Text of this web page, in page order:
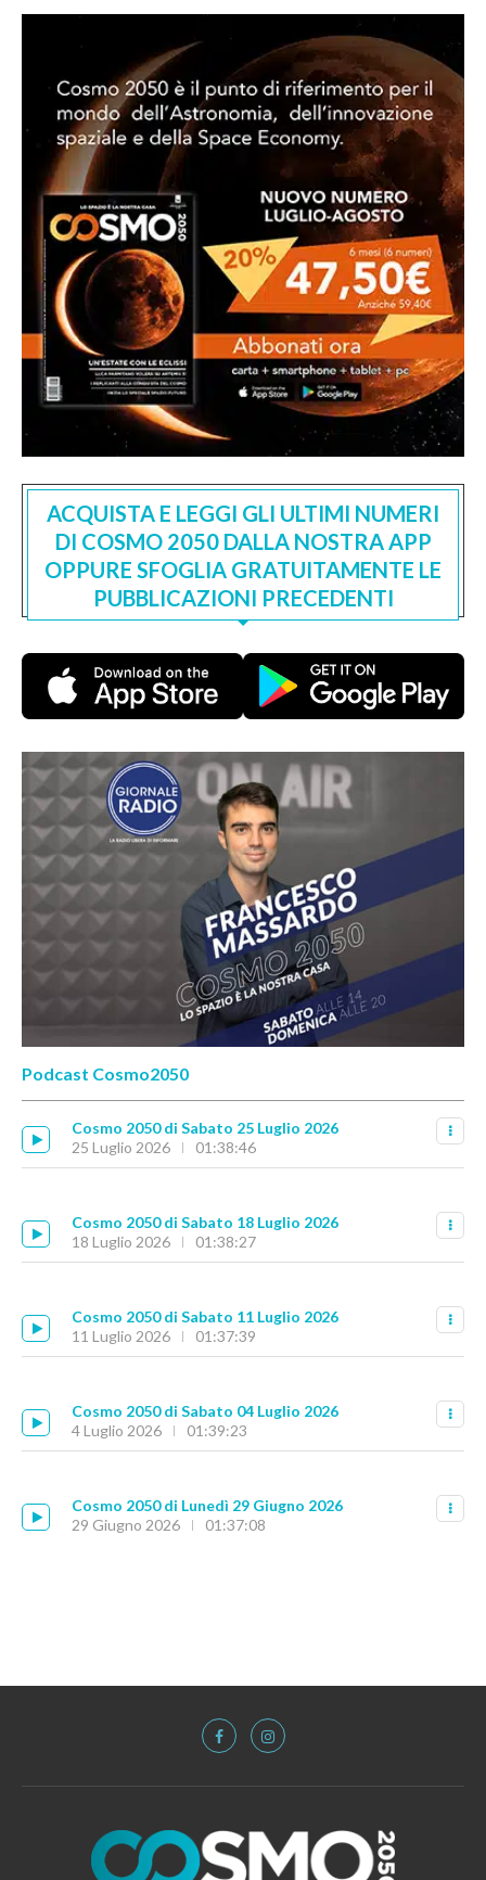
ACQUISTA E LEGGI GLI ULTIMI NUMERI
DI COSMO 2050 DALLA NOSTRA APP
OPPURE SFOGLIA GRATUITAMENTE LE
PUBBLICAZIONI PRECEDENTI
Podcast Cosmo2050
Cosmo 2050 di Sabato 25 Luglio 2026
25 Luglio 2026
01:38:46
Cosmo 2050 di Sabato 18 Luglio 2026
18 Luglio 2026
01:38:27
Cosmo 2050 di Sabato 11 Luglio 2026
11 Luglio 2026
01:37:39
Cosmo 2050 di Sabato 04 Luglio 2026
4 Luglio 2026
01:39:23
Cosmo 2050 di Lunedì 29 Giugno 2026
29 Giugno 2026
01:37:08